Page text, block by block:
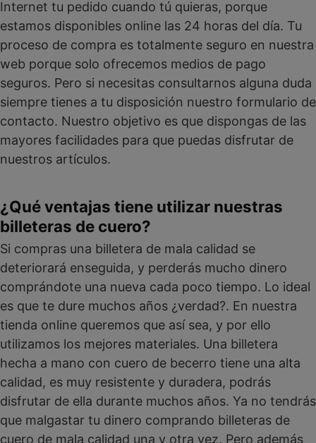
Internet tu pedido cuando tú quieras, porque
estamos disponibles online las 24 horas del día. Tu
proceso de compra es totalmente seguro en nuestra
web porque solo ofrecemos medios de pago
seguros. Pero si necesitas consultarnos alguna duda
siempre tienes a tu disposición nuestro formulario de
contacto. Nuestro objetivo es que dispongas de las
mayores facilidades para que puedas disfrutar de
nuestros artículos.
¿Qué ventajas tiene utilizar nuestras
billeteras de cuero?
Si compras una billetera de mala calidad se
deteriorará enseguida, y perderás mucho dinero
comprándote una nueva cada poco tiempo. Lo ideal
es que te dure muchos años ¿verdad?. En nuestra
tienda online queremos que así sea, y por ello
utilizamos los mejores materiales. Una billetera
hecha a mano con cuero de becerro tiene una alta
calidad, es muy resistente y duradera, podrás
disfrutar de ella durante muchos años. Ya no tendrás
que malgastar tu dinero comprando billeteras de
cuero de mala calidad una y otra vez. Pero además